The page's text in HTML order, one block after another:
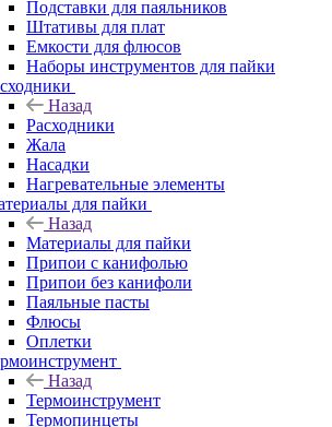
Подставки для паяльников
Штативы для плат
Емкости для флюсов
Наборы инструментов для пайки
Назад
Расходники
Жала
Насадки
Нагревательные элементы
для пайки
Назад
Материалы для пайки
Припои с канифолью
Припои без канифоли
Паяльные пасты
Флюсы
Оплетки
Назад
Термоинструмент
Термопинцеты